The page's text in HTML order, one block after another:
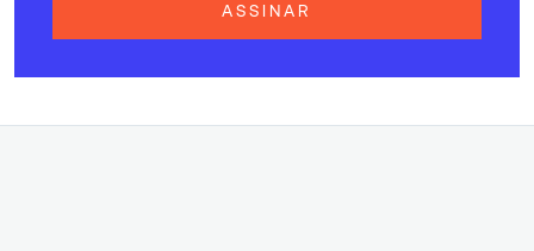
ASSINAR